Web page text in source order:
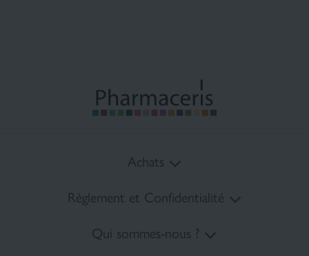
Achats
Coûts de livraison
Méthodes de paiement
Règlement et Confidentialité
Règlement
Qui sommes-nous ?